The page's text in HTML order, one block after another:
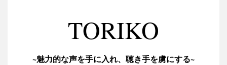
TORIKO
~魅力的な声を手に入れ、聴き手を虜にする~